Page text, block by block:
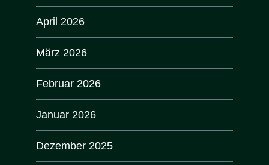
April 2026
März 2026
Februar 2026
Januar 2026
Dezember 2025